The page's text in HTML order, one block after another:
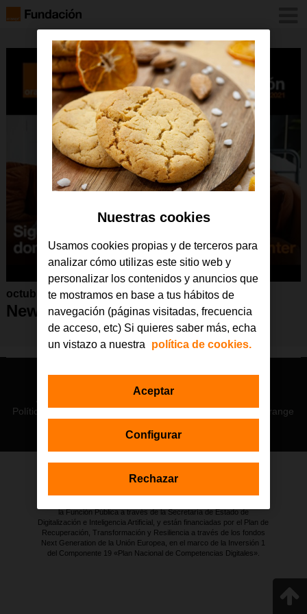
octubre 2021
Newsletter julio 2021
Lectura accesible: Confort+
Política de privacidad
Política de cookies Aviso legal Orange
la Función Pública a través de la Secretaría de Estado de
Digitalización e Inteligencia Artificial, y están financiadas por el Plan de
Recuperación, Transformación y Resiliencia a través de los fondos
Next Generation de la Unión Europea, en el marco de la Inversión 1
del Componente 19 «Plan Nacional de Competencias Digitales».
Nuestras cookies
Usamos cookies propias y de terceros para
analizar cómo utilizas este sitio web y
personalizar los contenidos y anuncios que
te mostramos en base a tus hábitos de
navegación (páginas visitadas, frecuencia
de acceso, etc) Si quieres saber más, echa
un vistazo a nuestra
política de cookies.
Configurar
Rechazar
Aceptar